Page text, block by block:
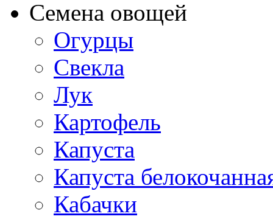
Семена овощей
Огурцы
Свекла
Лук
Картофель
Капуста
Капуста
Кабачки